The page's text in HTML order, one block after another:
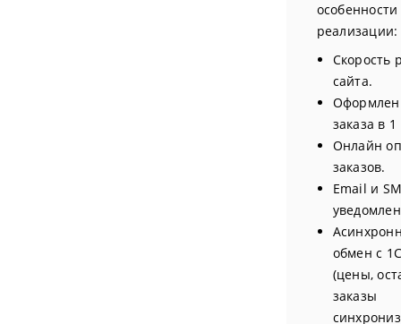
особенности
реализации:
Скорость
сайта.
заказа в 1
Онлайн
заказов.
Email и
обмен с
(цены,
заказы